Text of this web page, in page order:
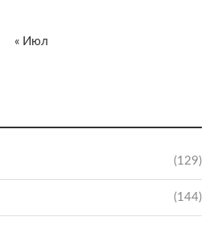
(129)
(144)
« Июл